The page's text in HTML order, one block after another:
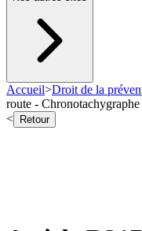
Accueil>Droit de la
route - Chronotachygraphe
<
Retour